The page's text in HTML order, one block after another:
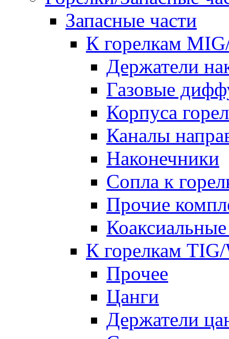
Запасные части
К горелкам
Держатели
Газовые
Корпуса
Каналы
Наконечники
Сопла к
Прочие
К горелкам
Прочее
Цанги
Держатели